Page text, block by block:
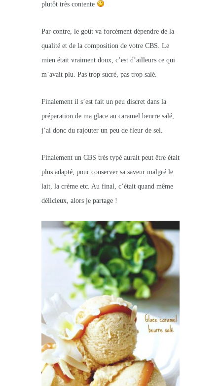
plutôt très contente
Par contre, le goût va forcément dépendre de la
qualité et de la composition de votre CBS. Le
mien était vraiment doux, c’est d’ailleurs ce qui
m’avait plu. Pas trop sucré, pas trop salé.
Finalement il s’est fait un peu discret dans la
préparation de ma glace au caramel beurre salé,
j’ai donc du rajouter un peu de fleur de sel.
Finalement un CBS très typé aurait peut être était
plus adapté, pour conserver sa saveur malgré le
lait, la crème etc. Au final, c’était quand même
délicieux, alors je partage !